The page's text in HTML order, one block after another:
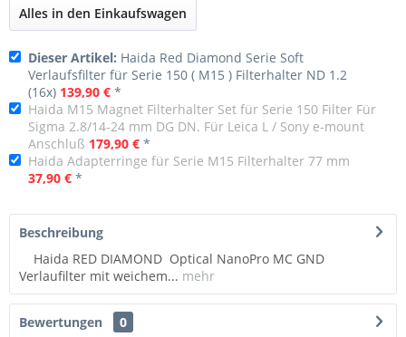
Alles in den Einkaufswagen
Dieser Artikel: Haida Red Diamond Serie Soft
Verlaufsfilter für Serie 150 ( M15 ) Filterhalter ND 1.2
(16x) 139,90 € *
Haida M15 Magnet Filterhalter Set für Serie 150 Filter Für
Sigma 2.8/14-24 mm DG DN. Für Leica L / Sony e-mount
Anschluß 179,90 € *
Haida Adapterringe für Serie M15 Filterhalter 77 mm
37,90 € *
Beschreibung
Haida RED DIAMOND Optical NanoPro MC GND
Verlaufilter mit weichem... mehr
Bewertungen
0